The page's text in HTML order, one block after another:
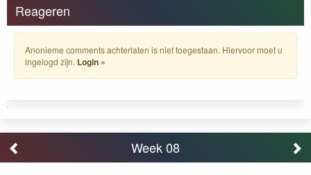
Reageren
Anonieme comments achterlaten is niet toegestaan. Hiervoor moet u
ingelogd zijn. Login »
Week 08